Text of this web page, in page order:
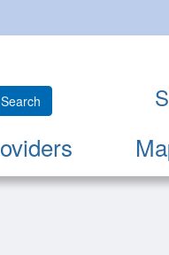
Search